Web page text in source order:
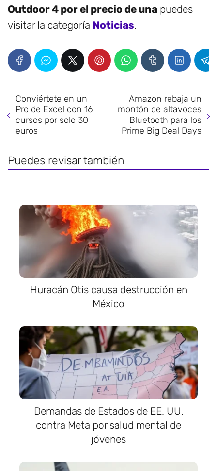
Outdoor 4 por el precio de una puedes
visitar la categoría Noticias.
Conviértete en un
Pro de Excel con 16
cursos por solo 30
euros
Amazon rebaja un
montón de altavoces
Bluetooth para los
Prime Big Deal Days
Puedes revisar también
Huracán Otis causa destrucción en
México
Demandas de Estados de EE. UU.
contra Meta por salud mental de
jóvenes